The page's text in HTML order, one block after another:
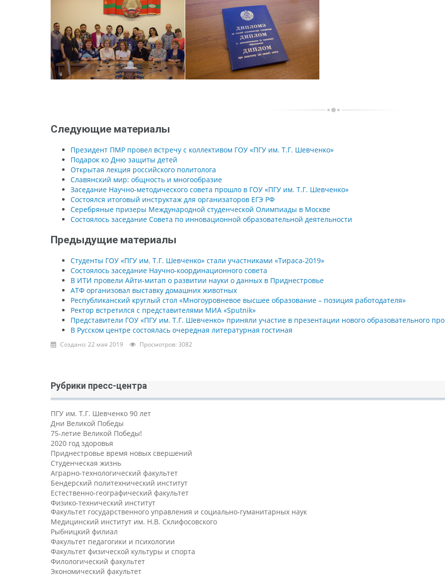
Следующие материалы
Президент ПМР провел встречу с коллективом ГОУ «ПГУ им. Т.Г. Шевченко»
Подарок ко Дню защиты детей
Открытая лекция российского политолога
Славянский мир: общность и многообразие
Заседание Научно-методического совета прошло в ГОУ «ПГУ им. Т.Г. Шевченко»
Состоялся итоговый инструктаж для организаторов ЕГЭ РФ
Серебряные призеры Международной студенческой Олимпиады в Москве
Состоялось заседание Совета по инновационной образовательной деятельности
Предыдущие материалы
Студенты ГОУ «ПГУ им. Т.Г. Шевченко» стали участниками «Тираса-2019»
Состоялось заседание Научно-координационного совета
В ИТИ провели Айти-митап о развитии науки о данных в Приднестровье
АТФ организовал выставку домашних животных
Республиканский круглый стол «Многоуровневое высшее образование – позиция работодателя»
Ректор встретился с представителями МИА «Sputnik»
Представители ГОУ «ПГУ им. Т.Г. Шевченко» приняли участие в презентации нового образовательного
В Русском центре состоялась очередная литературная гостиная
Создано: 22 мая 2019 Просмотров: 3082
Рубрики пресс-центра
ПГУ им. Т.Г. Шевченко 90 лет
Дни Великой Победы
75-летие Великой Победы!
2020 год здоровья
Приднестровье время новых свершений
Студенческая жизнь
Аграрно-технологический факультет
Бендерский политехнический институт
Естественно-географический факультет
Физико-технический институт
Факультет государственного управления и социально-гуманитарных наук
Медицинский институт им. Н.В. Склифосовского
Рыбницкий филиал
Факультет педагогики и психологии
Факультет физической культуры и спорта
Филологический факультет
Экономический факультет